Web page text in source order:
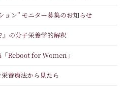
ョン” モニター募集のお知らせ
の分子栄養学的解釈
Reboot for Women」
養療法から見たら